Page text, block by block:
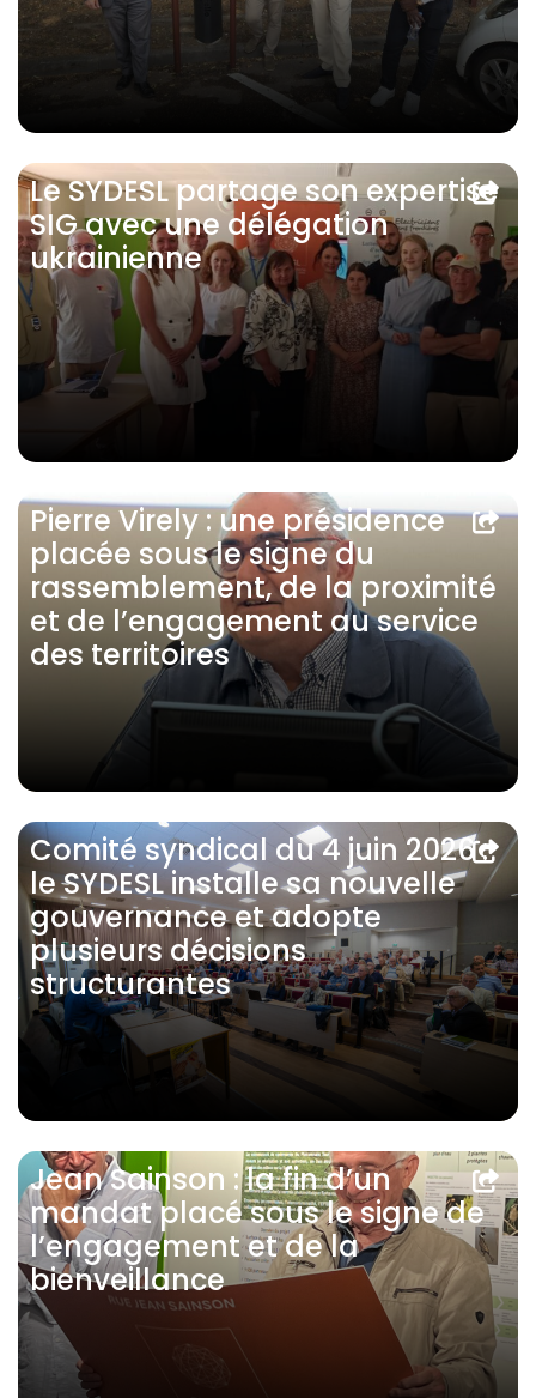
Le SYDESL partage son expertise
SIG avec une délégation
ukrainienne
Pierre Virely : une présidence
placée sous le signe du
rassemblement, de la proximité
et de l’engagement au service
des territoires
Comité syndical du 4 juin 2026 :
le SYDESL installe sa nouvelle
gouvernance et adopte
plusieurs décisions
structurantes
Jean Sainson : la fin d’un
mandat placé sous le signe de
l’engagement et de la
bienveillance